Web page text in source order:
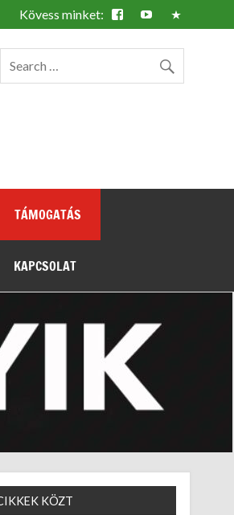
használatáról
TÁMOGATÁS
KAPCSOLAT
KÖZT